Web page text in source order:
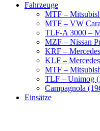
Fahrzeuge
MTF –
MTF – VW
TLF-A 3000 –
MZF – Nissan
KRF –
KLF –
MTF –
TLF – Unimog
Campagnola
Einsätze